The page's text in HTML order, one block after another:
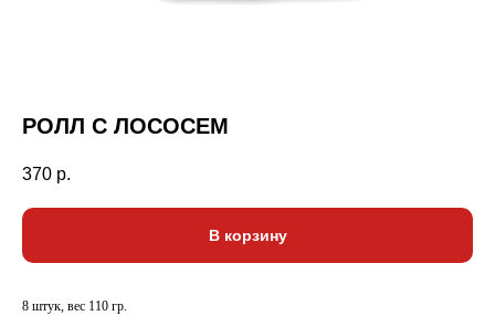
РОЛЛ С ЛОСОСЕМ
370 р.
В корзину
8 штук, вес 110 гр.